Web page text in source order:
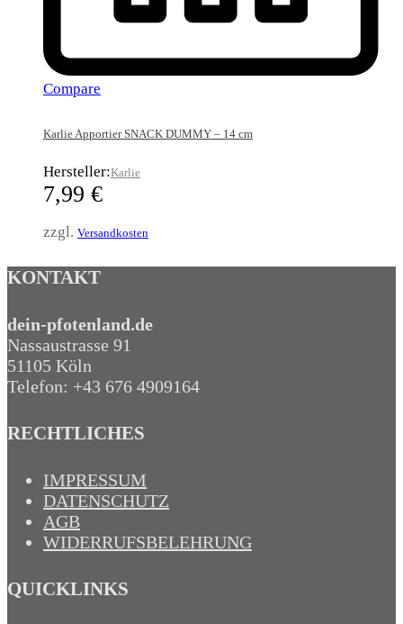
Compare
Karlie Apportier SNACK DUMMY – 14 cm
Hersteller:Karlie
7,99 €
zzgl. Versandkosten
KONTAKT
dein-pfotenland.de
Nassaustrasse 91
51105 Köln
Telefon: +43 676 4909164‬
RECHTLICHES
IMPRESSUM
DATENSCHUTZ
AGB
WIDERRUFSBELEHRUNG
QUICKLINKS